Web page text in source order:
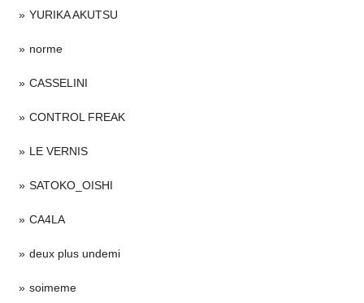
YURIKA AKUTSU
norme
CASSELINI
CONTROL FREAK
LE VERNIS
SATOKO_OISHI
CA4LA
deux plus undemi
soimeme